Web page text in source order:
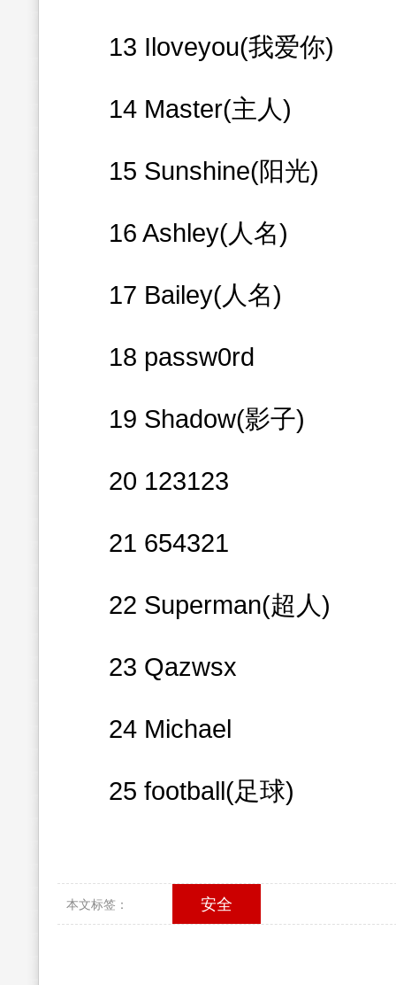
13 Iloveyou(我爱你)
14 Master(主人)
15 Sunshine(阳光)
16 Ashley(人名)
17 Bailey(人名)
18 passw0rd
19 Shadow(影子)
20 123123
21 654321
22 Superman(超人)
23 Qazwsx
24 Michael
25 football(足球)
本文标签： 安全